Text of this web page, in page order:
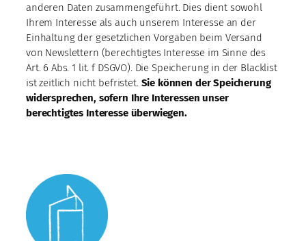
anderen Daten zusammengeführt. Dies dient sowohl
Ihrem Interesse als auch unserem Interesse an der
Einhaltung der gesetzlichen Vorgaben beim Versand
von Newslettern (berechtigtes Interesse im Sinne des
Art. 6 Abs. 1 lit. f DSGVO). Die Speicherung in der Blacklist
ist zeitlich nicht befristet. Sie können der Speicherung
widersprechen, sofern Ihre Interessen unser
berechtigtes Interesse überwiegen.